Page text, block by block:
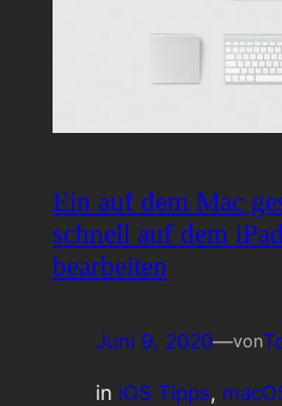
Ein auf dem Mac
schnell auf dem
bearbeiten
Juni 9, 2020—von
in iOS Tipps,